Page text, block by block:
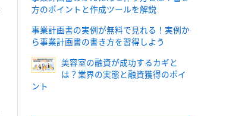
方のポイントと作成ツールを解説
事業計画書の実例が無料で見れる！実例か
ら事業計画書の書き方を習得しよう
美容室の融資が成功するカギと
は？業界の実態と融資獲得のポイ
ント